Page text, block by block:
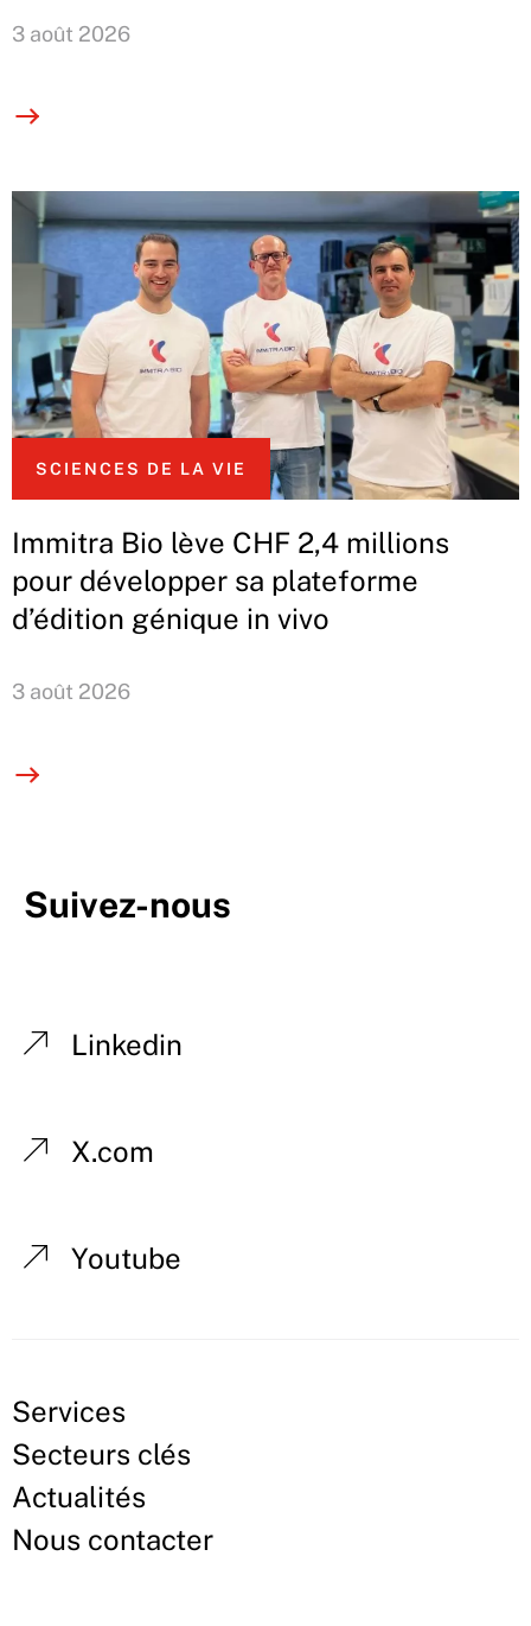
3 août 2026
SCIENCES DE LA VIE
Immitra Bio lève CHF 2,4 millions
pour développer sa plateforme
d’édition génique in vivo
3 août 2026
Suivez-nous
Linkedin
X.com
Youtube
Services
Secteurs clés
Actualités
Nous contacter